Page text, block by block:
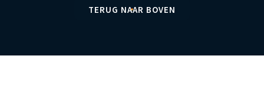
TERUG NAAR BOVEN